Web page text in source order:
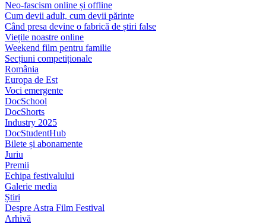
Neo-fascism online și offline
Cum devii adult, cum devii părinte
Când presa devine o fabrică de știri false
Viețile noastre online
Weekend film pentru familie
Secțiuni competiționale
România
Europa de Est
Voci emergente
DocSchool
DocShorts
Industry 2025
DocStudentHub
Bilete și abonamente
Juriu
Premii
Echipa festivalului
Galerie media
Știri
Despre Astra Film Festival
Arhivă